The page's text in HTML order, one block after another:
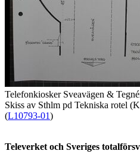
Telefonkiosker Sveavägen &
Skiss av Sthlm pd Tekniska rotel
(L10793-01)
Televerket och Sveriges